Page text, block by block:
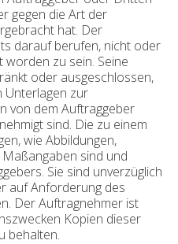
gegen die Art der
hat. Der
darauf berufen, nicht oder
zu sein. Seine
oder ausgeschlossen,
Unterlagen zur
von dem Auftraggeber
sind. Die zu einem
wie Abbildungen,
sind und
Sie sind unverzüglich
auf Anforderung des
Der Auftragnehmer ist
Kopien dieser
behalten.